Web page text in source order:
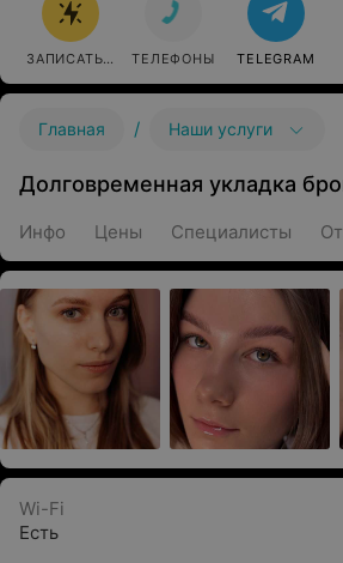
ЗАПИСАТЬСЯ ТЕЛЕФОНЫ TELEGRAM
Главная / Наши услуги
Инфо Цены Специалисты
Wi-Fi
Есть